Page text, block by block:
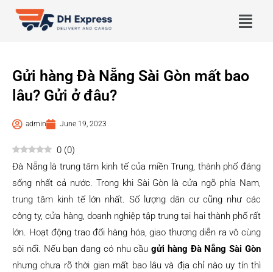
Gửi hàng Đà Nẵng Sài Gòn mất bao
lâu? Gửi ở đâu?
admin June 19, 2023
0 (0)
Đà Nẵng là trung tâm kinh tế của miền Trung, thành phố đáng
sống nhất cả nước. Trong khi Sài Gòn là cửa ngõ phía Nam,
trung tâm kinh tế lớn nhất. Số lượng dân cư cũng như các
công ty, cửa hàng, doanh nghiệp tập trung tại hai thành phố rất
lớn. Hoạt động trao đổi hàng hóa, giao thương diễn ra vô cùng
sôi nổi. Nếu bạn đang có nhu cầugửi hàng Đà Nẵng Sài Gòn
nhưng chưa rõ thời gian mất bao lâu và địa chỉ nào uy tín thì